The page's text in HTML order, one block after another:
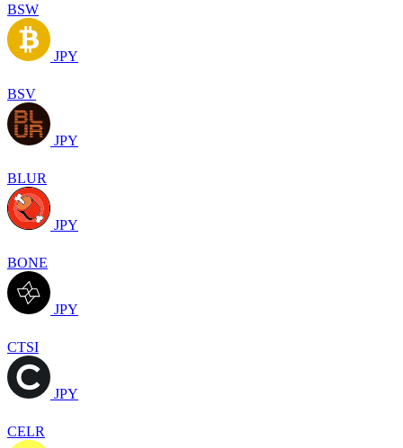
BSW
JPY
BSV
JPY
BLUR
JPY
BONE
JPY
CTSI
JPY
CELR